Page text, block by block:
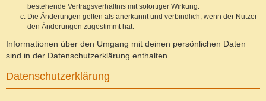
bestehende Vertragsverhältnis mit sofortiger Wirkung.
Die Änderungen gelten als anerkannt und verbindlich, wenn der Nutzer
den Änderungen zugestimmt hat.
Informationen über den Umgang mit deinen persönlichen Daten
sind in der Datenschutzerklärung enthalten.
Datenschutzerklärung